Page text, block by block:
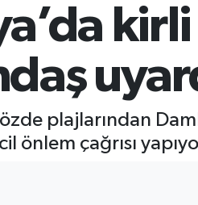
kirli
plajlarından
önlem çağrısı
Fikstür